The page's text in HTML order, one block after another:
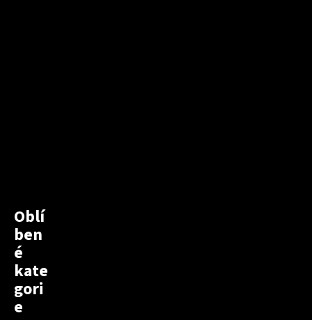
Oblí
ben
é
kate
gori
e